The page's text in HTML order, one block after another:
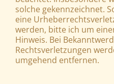
solche gekennzeichnet.
eine
werden, bitte ich um
Hinweis. Bei
Rechtsverletzungen
umgehend entfernen.